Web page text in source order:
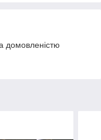
домовленістю